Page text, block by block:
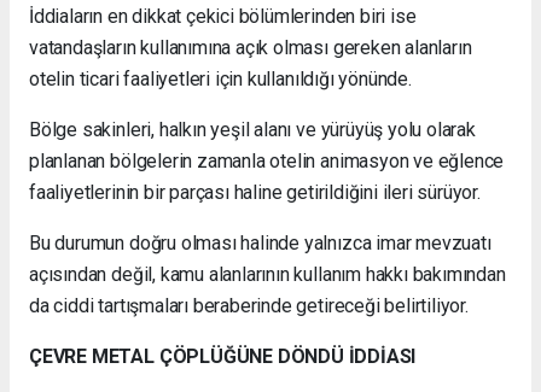
İddiaların en dikkat çekici bölümlerinden biri ise
vatandaşların kullanımına açık olması gereken alanların
otelin ticari faaliyetleri için kullanıldığı yönünde.
Bölge sakinleri, halkın yeşil alanı ve yürüyüş yolu olarak
planlanan bölgelerin zamanla otelin animasyon ve eğlence
faaliyetlerinin bir parçası haline getirildiğini ileri sürüyor.
Bu durumun doğru olması halinde yalnızca imar mevzuatı
açısından değil, kamu alanlarının kullanım hakkı bakımından
da ciddi tartışmaları beraberinde getireceği belirtiliyor.
ÇEVRE METAL ÇÖPLÜĞÜNE DÖNDÜ İDDİASI